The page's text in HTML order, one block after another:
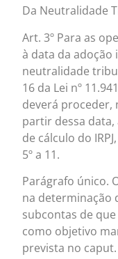
Da Neutralidade
Art. 3º Para as
à data da adoção
neutralidade
16 da Lei nº
deverá proceder,
partir dessa data,
de cálculo do
5º a 11.
Parágrafo único.
na determinação
subcontas de
como objetivo
prevista no caput.